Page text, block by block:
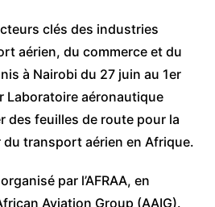
clés des industries
aérien, du commerce et du
à Nairobi du 27 juin au 1er
Laboratoire aéronautique
des feuilles de route pour la
transport aérien en Afrique.
par l’AFRAA, en
Aviation Group (AAIG).